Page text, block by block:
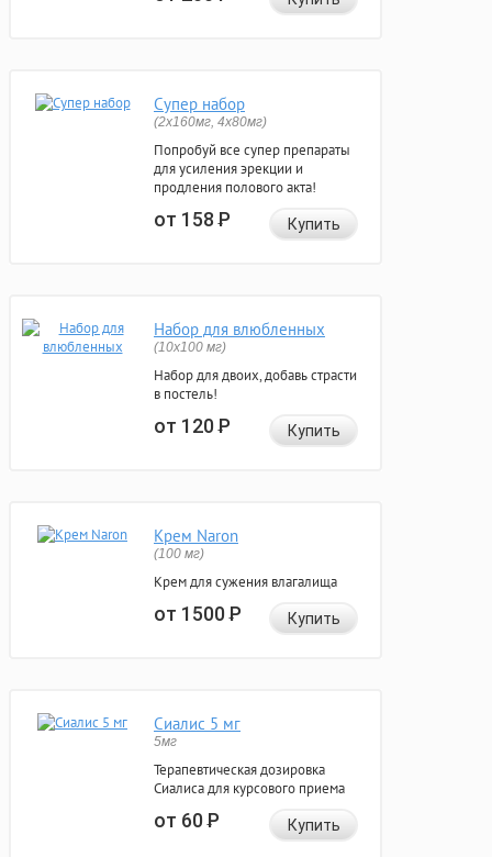
Супер набор
(2х160мг, 4х80мг)
Попробуй все супер препараты
для усиления эрекции и
продления полового акта!
от 158Р Купить
Набор для влюбленных
(10х100 мг)
Набор для двоих, добавь страсти
в постель!
от 120Р Купить
Крем Naron
(100 мг)
Крем для сужения влагалища
от 1500Р Купить
Сиалис 5 мг
5мг
Терапевтическая дозировка
Сиалиса для курсового приема
от 60Р Купить